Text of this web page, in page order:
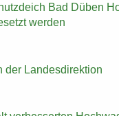
Bad Düben
wer­den
der Lan­des­di­rek­ti­on